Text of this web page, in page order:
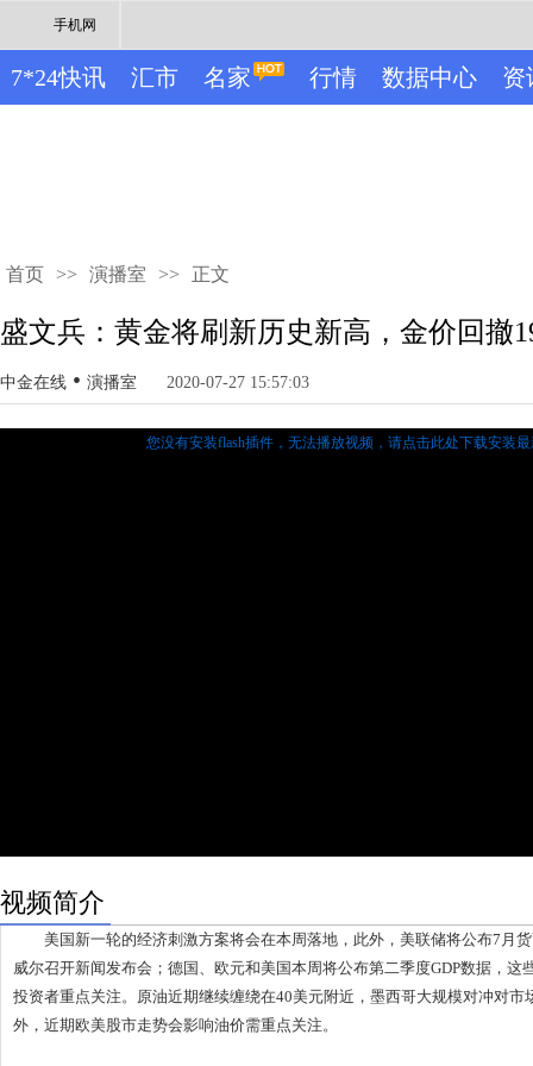
手机网
7*24快讯 汇市 名家 行情 数据中心 资
首页 >> 演播室 >> 正文
盛文兵：黄金将刷新历史新高，金价回撤
中金在线 • 演播室 2020-07-27 15:57:03
您没有安装flash插件，无法播放视频， 请点击此处下载安装
视频简介
美国新一轮的经济刺激方案将会在本周落地，此外，美联储将公布7月货
威尔召开新闻发布会；德国、欧元和美国本周将公布第二季度GDP数据，这
投资者重点关注。原油近期继续缠绕在40美元附近，墨西哥大规模对冲对市
外，近期欧美股市走势会影响油价需重点关注。